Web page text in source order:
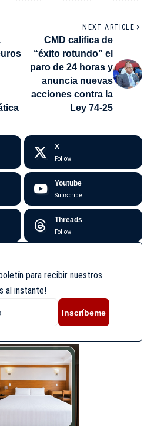
NEXT ARTICLE
CMD califica de
“éxito rotundo” el
paro de 24 horas y
anuncia nuevas
acciones contra la
Ley 74-25
X
Follow
Youtube
Subscribe
Threads
Follow
para recibir nuestros
al instante!
Inscríbeme